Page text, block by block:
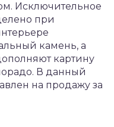
Исключительное
при
камень, а
картину
В данный
на продажу за